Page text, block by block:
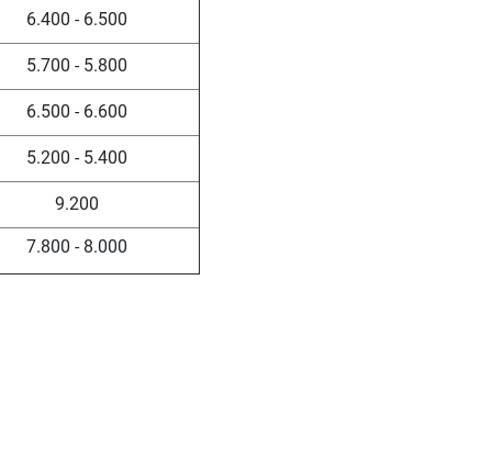
6.400 - 6.500
5.700 - 5.800
6.500 - 6.600
5.200 - 5.400
9.200
7.800 - 8.000